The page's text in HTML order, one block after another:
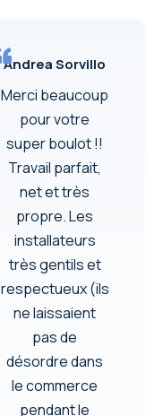
Andrea Sorvillo
Merci beaucoup
pour votre
super boulot !!
Travail parfait,
net et très
propre. Les
installateurs
très gentils et
respectueux (ils
ne laissaient
pas de
désordre dans
le commerce
pendant le